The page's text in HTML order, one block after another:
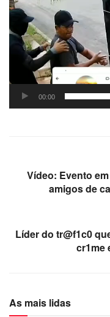
vídeo
00:00
Vídeo: Evento
amigos de
Líder do tr@f1c0
cr1me
As mais lidas